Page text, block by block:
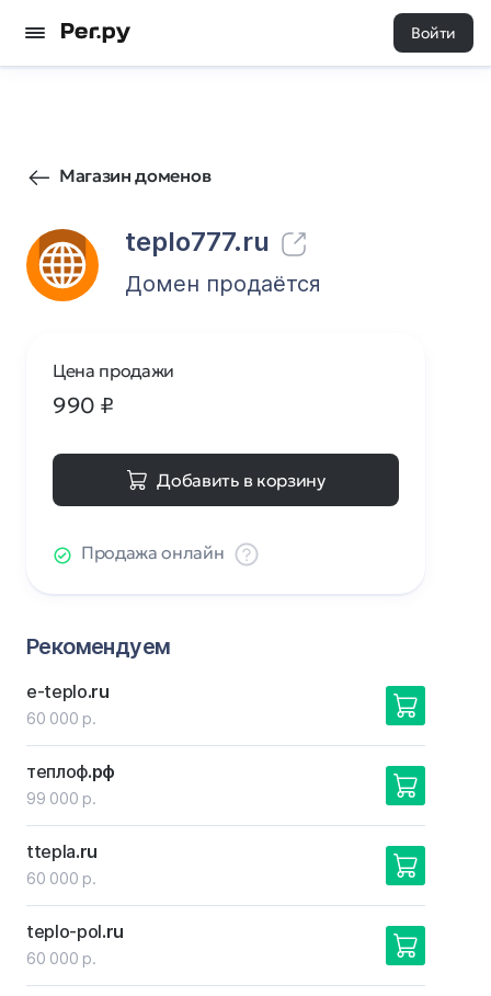
Войти
Магазин доменов
teplo777.ru
0 0
Домен продаётся
Цена продажи
990 ₽
Добавить в корзину
Продажа онлайн
Рекомендуем
e-teplo.ru
60 000 р.
теплоф.рф
99 000 р.
ttepla.ru
60 000 р.
teplo-pol.ru
60 000 р.